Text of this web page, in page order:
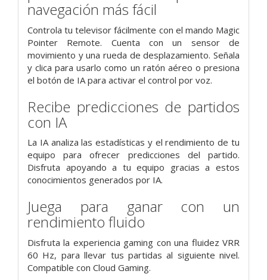
navegación más fácil
Controla tu televisor fácilmente con el mando Magic
Pointer Remote. Cuenta con un sensor de
movimiento y una rueda de desplazamiento. Señala
y clica para usarlo como un ratón aéreo o presiona
el botón de IA para activar el control por voz.
Recibe predicciones de partidos
con IA
La IA analiza las estadísticas y el rendimiento de tu
equipo para ofrecer predicciones del partido.
Disfruta apoyando a tu equipo gracias a estos
conocimientos generados por IA.
Juega para ganar con un
rendimiento fluido
Disfruta la experiencia gaming con una fluidez VRR
60 Hz, para llevar tus partidas al siguiente nivel.
Compatible con Cloud Gaming.